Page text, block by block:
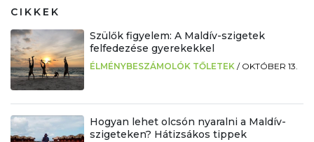
CIKKEK
Szülők figyelem: A Maldív-szigetek
felfedezése gyerekekkel
ÉLMÉNYBESZÁMOLÓK TŐLETEK / OKTÓBER 13.
Hogyan lehet olcsón nyaralni a Maldív-
szigeteken? Hátizsákos tippek